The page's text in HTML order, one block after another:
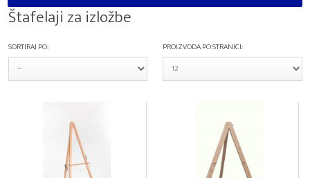
Štafelaji za izložbe
SORTIRAJ PO: PROIZVODA PO STRANICI: